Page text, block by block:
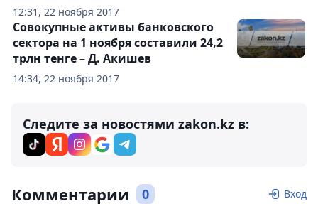
12:31, 22 ноября 2017
14:34, 22 ноября 2017
Совокупные активы банковского
сектора на 1 ноября составили 24,2
трлн тенге – Д. Акишев
Следите за новостями zakon.kz в:
Комментарии 0 Вход